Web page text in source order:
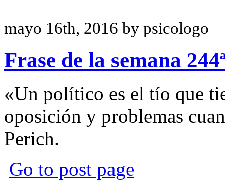
mayo 16th, 2016 by psicologo
Frase de la semana
«Un político es el tío que
oposición y problemas
Perich.
Go to post page